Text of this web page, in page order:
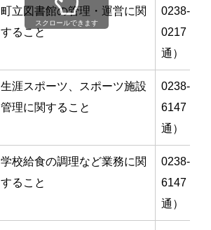
町立図書館の管理・運営に関
すること
0238-87-
0217（直
通）
生涯スポーツ、スポーツ施設
管理に関すること
0238-85-
6147（直
通）
学校給食の調理など業務に関
すること
0238-85-
6147（直
通）
スクロールできます